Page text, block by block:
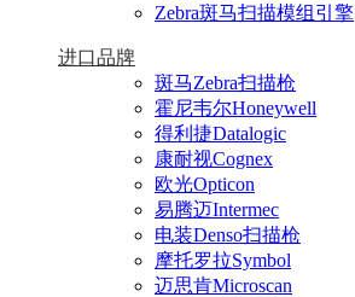
Zebra斑马扫描模组引擎
进口品牌
斑马Zebra扫描枪
霍尼韦尔Honeywell
得利捷Datalogic
康耐视Cognex
欧光Opticon
易腾迈Intermec
电装Denso扫描枪
摩托罗拉Symbol
迈思肯Microscan